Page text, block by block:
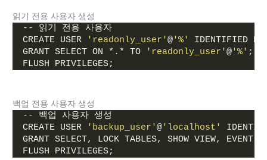
읽기 전용 사용자 생성
-- 읽기 전용 사용자
CREATE USER
'readonly_user'@'%'
IDENTIFIED
GRANT SELECT ON *.* TO
'readonly_user'@'%' ;
FLUSH PRIVILEGES;
백업 전용 사용자 생성
-- 백업 사용자 생성
CREATE USER
'backup_user'@'localhost'
GRANT SELECT, LOCK TABLES, SHOW VIEW,
FLUSH PRIVILEGES;